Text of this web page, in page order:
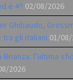
è 4^ 02/08/2026
Ghibaudo,
tra gli italiani 01/
Brianza: l’ultima
2026